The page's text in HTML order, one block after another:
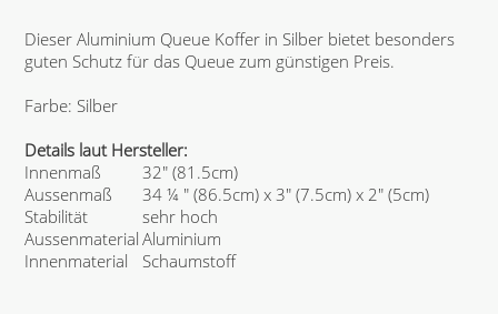
Dieser Aluminium Queue Koffer in Silber bietet besonders
guten Schutz für das Queue zum günstigen Preis.
Farbe: Silber
Details laut Hersteller:
Innenmaß
32" (81.5cm)
Aussenmaß
34 ¼ " (86.5cm) x 3" (7.5cm) x 2" (5cm)
Stabilität
sehr hoch
Aussenmaterial Aluminium
Innenmaterial
Schaumstoff